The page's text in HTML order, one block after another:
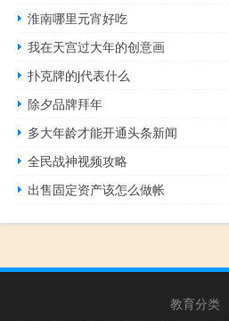
淮南哪里元宵好吃
我在天宫过大年的创意画
扑克牌的j代表什么
除夕品牌拜年
多大年龄才能开通头条新闻
全民战神视频攻略
出售固定资产该怎么做帐
教育分类